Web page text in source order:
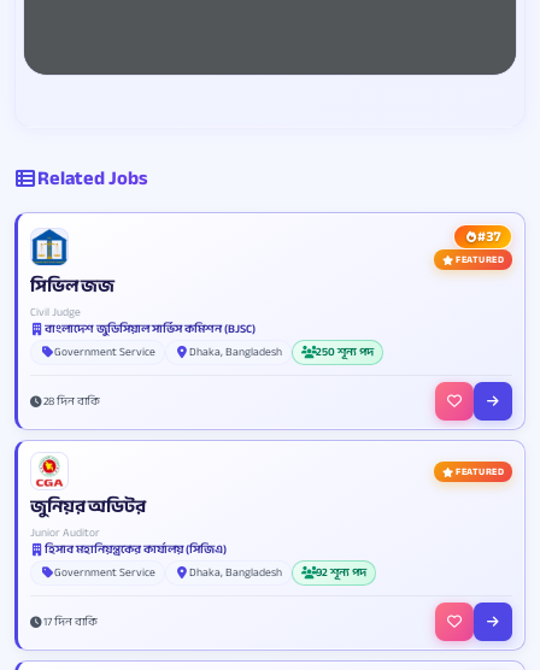
Related Jobs
#37
FEATURED
সিভিল জজ
Civil Judge
বাংলাদেশ জুডিসিয়াল সার্ভিস কমিশন (BJSC)
Government Service
Dhaka, Bangladesh 250 শূন্য পদ
28 দিন বাকি
FEATURED
জুনিয়র অডিটর
Junior Auditor
হিসাব মহানিয়ন্ত্রকের কার্যালয় (সিজিএ)
Government Service
Dhaka, Bangladesh 92 শূন্য পদ
17 দিন বাকি